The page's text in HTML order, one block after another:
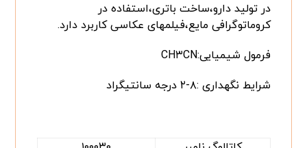
در تولید دارو،ساخت باتری،استفاده در
کروماتوگرافی مایع،فیلمهای عکاسی کاربرد دارد.
فرمول شیمیایی:CH۳CN
شرایط نگهداری :۸-۲ درجه سانتیگراد